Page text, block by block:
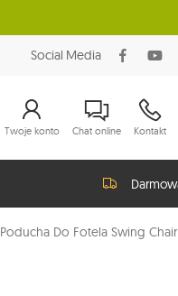
Social Media
Twoje konto Chat online Kontakt
Poducha Do Fotela Swing